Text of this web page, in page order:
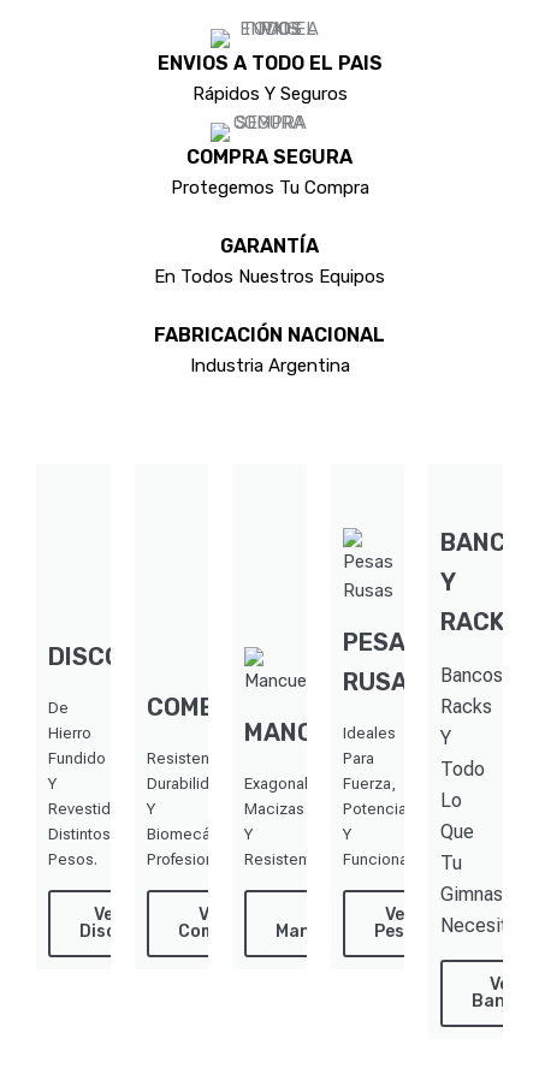
ENVIOS A TODO EL PAIS
Rápidos Y Seguros
COMPRA SEGURA
Protegemos Tu Compra
GARANTÍA
En Todos Nuestros Equipos
FABRICACIÓN NACIONAL
Industria Argentina
DISCOS
De
Hierro
Fundido
Y
Revestidos.
Distintos
Pesos.
Ver
Discos
COMBOS
Resistencia,
Durabilidad
Y
Biomecánica
Profesional.
Ver
Combos
MANCUERNAS
Exagonales,
Macizas
Y
Resistentes.
Mancuernas
PESAS
RUSAS
Ideales
Para
Fuerza,
Potencia
Y
Funcional.
Ver
Pesas
BANCOS
Y
RACKS
Bancos,
Racks
Y
Todo
Lo
Que
Tu
Gimnasio
Necesita
Ver
Bancos